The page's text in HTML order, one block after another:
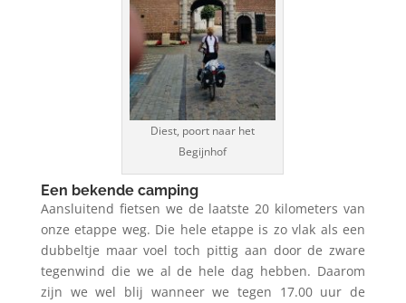
Diest, poort naar het
Begijnhof
Een bekende camping
Aansluitend fietsen we de laatste 20 kilometers van
onze etappe weg. Die hele etappe is zo vlak als een
dubbeltje maar voel toch pittig aan door de zware
tegenwind die we al de hele dag hebben. Daarom
zijn we wel blij wanneer we tegen 17.00 uur de